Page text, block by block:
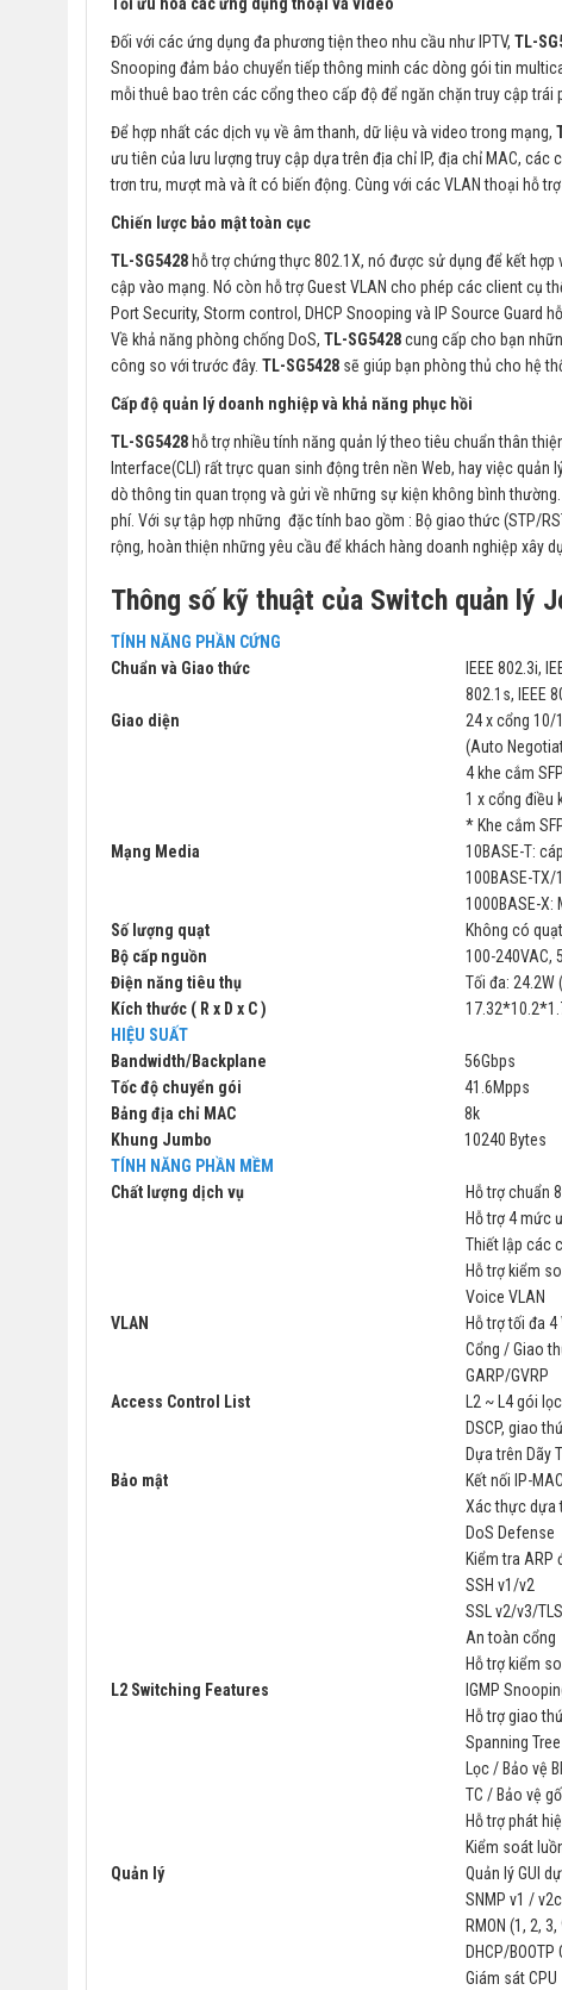
Đối với các ứng dụng đa phương tiện theo nhu cầu như IPTV, TL-
Snooping đảm bảo chuyển tiếp thông minh các dòng gói tin
mỗi thuê bao trên các cổng theo cấp độ để ngăn chặn truy cập trái
Để hợp nhất các dịch vụ về âm thanh, dữ liệu và video trong mạng,
ưu tiên của lưu lượng truy cập dựa trên địa chỉ IP, địa chỉ MAC, các
trơn tru, mượt mà và ít có biến động. Cùng với các VLAN thoại hỗ
Chiến lược bảo mật toàn cục
TL-SG5428 hỗ trợ chứng thực 802.1X, nó được sử dụng để kết
cập vào mạng. Nó còn hỗ trợ Guest VLAN cho phép các client cụ
Port Security, Storm control, DHCP Snooping và IP Source Guard
Về khả năng phòng chống DoS, TL-SG5428cung cấp cho bạn
công so với trước đây. TL-SG5428 sẽ giúp bạn phòng thủ cho hệ
Cấp độ quản lý doanh nghiệp và khả năng phục hồi
TL-SG5428 hỗ trợ nhiều tính năng quản lý theo tiêu chuẩn thân
Interface(CLI) rất trực quan sinh động trên nền Web, hay việc
dò thông tin quan trọng và gửi về những sự kiện không bình
phí. Với sự tập hợp những đặc tính bao gồm : Bộ giao thức (STP/
rộng, hoàn thiện những yêu cầu để khách hàng doanh nghiệp xây
Thông số kỹ thuật của Switch quản lý
TÍNH NĂNG PHẦN CỨNG
Chuẩn và Giao thức
IEEE 802.3i,
802.1s, IEEE
Giao diện
24 x cổng 10/
(Auto
4 khe cắm
1 x cổng điều
* Khe cắm
Mạng Media
10BASE-T:
100BASE-
1000BASE-X:
Số lượng quạt
Không có quạt
Bộ cấp nguồn
100-240VAC,
Điện năng tiêu thụ
Tối đa: 24.2W
Kích thước ( R x D x C )
HIỆU SUẤT
Bandwidth/Backplane
56Gbps
Tốc độ chuyển gói
41.6Mpps
Bảng địa chỉ MAC
8k
Khung Jumbo
10240 Bytes
TÍNH NĂNG PHẦN MỀM
Chất lượng dịch vụ
Hỗ trợ chuẩn
Hỗ trợ 4 mức
Thiết lập các
Hỗ trợ kiểm
Voice VLAN
VLAN
Hỗ trợ tối đa
Cổng / Giao
GARP/GVRP
Access Control List
L2 ~ L4 gói
DSCP, giao
Dựa trên Dãy
Bảo mật
Kết nối IP-
Xác thực dựa
DoS Defense
Kiểm tra ARP
SSH v1/v2
SSL v2/v3/
An toàn cổng
Hỗ trợ kiểm
L2 Switching Features
IGMP
Hỗ trợ giao
Spanning
Lọc / Bảo vệ
TC / Bảo vệ
Hỗ trợ phát
Kiểm soát
Quản lý
Quản lý GUI
SNMP v1 /
RMON (1, 2,
DHCP/
Giám sát CPU